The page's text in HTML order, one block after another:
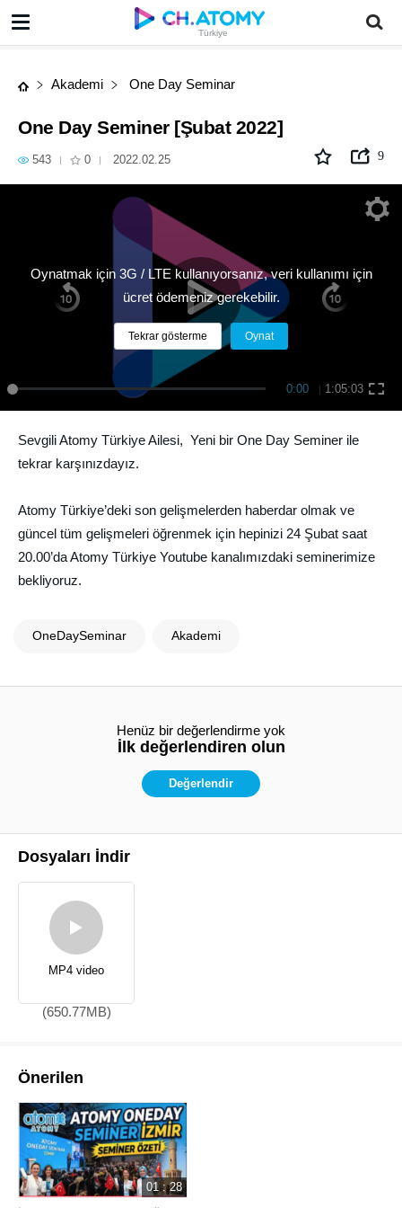
Türkiye
One Day Seminer [Şubat 2022]
Akademi One Day Seminar
One Day Seminer [Şubat 2022]
543 0 2022.02.25 9
0:00 1:05:03
Oynatmak için 3G / LTE kullanıyorsanız, veri kullanımı için
ücret ödemeniz gerekebilir.
Tekrar gösterme Oynat
Sevgili Atomy Türkiye Ailesi, Yeni bir One Day Seminer ile
tekrar karşınızdayız.
Atomy Türkiye’deki son gelişmelerden haberdar olmak ve
güncel tüm gelişmeleri öğrenmek için hepinizi 24 Şubat saat
20.00’da Atomy Türkiye Youtube kanalımızdaki seminerimize
bekliyoruz.
OneDaySeminar Akademi
Henüz bir değerlendirme yok
İlk değerlendiren olun
Değerlendir
Dosyaları İndir
MP4 video
(650.77MB)
Önerilen
01 : 28